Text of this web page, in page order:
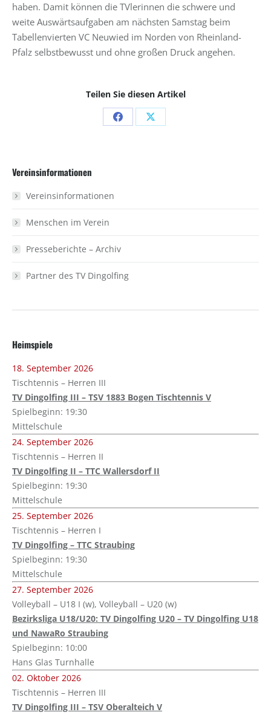
haben. Damit können die TVlerinnen die schwere und
weite Auswärtsaufgaben am nächsten Samstag beim
Tabellenvierten VC Neuwied im Norden von Rheinland-
Pfalz selbstbewusst und ohne großen Druck angehen.
Teilen Sie diesen Artikel
Share Share
Vereinsinformationen
Vereinsinformationen
Menschen im Verein
Presseberichte – Archiv
Partner des TV Dingolfing
Heimspiele
18. September 2026
Tischtennis – Herren III
TV Dingolfing III – TSV 1883 Bogen Tischtennis V
Spielbeginn: 19:30
Mittelschule
24. September 2026
Tischtennis – Herren II
TV Dingolfing II – TTC Wallersdorf II
Spielbeginn: 19:30
Mittelschule
25. September 2026
Tischtennis – Herren I
TV Dingolfing – TTC Straubing
Spielbeginn: 19:30
Mittelschule
27. September 2026
Volleyball – U18 I (w), Volleyball – U20 (w)
Bezirksliga U18/U20: TV Dingolfing U20 – TV Dingolfing U18
und NawaRo Straubing
Spielbeginn: 10:00
Hans Glas Turnhalle
02. Oktober 2026
Tischtennis – Herren III
TV Dingolfing III – TSV Oberalteich V